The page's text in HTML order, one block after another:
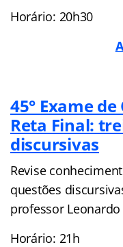
Horário: 20h30
45° Exame
Reta Final:
discursivas
Revise
questões
professor Leonardo
Horário: 21h